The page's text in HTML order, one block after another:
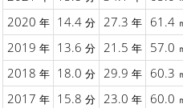
2020 年 14.4 分 27.3 年 61.4
2019 年 13.6 分 21.5 年 57.0
2018 年 18.0 分 29.9 年 60.3
2017 年 15.8 分 23.0 年 60.0